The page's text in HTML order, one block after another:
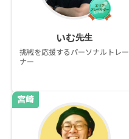
いむ先生
挑戦を応援するパーソナルトレー
ナー
宮崎